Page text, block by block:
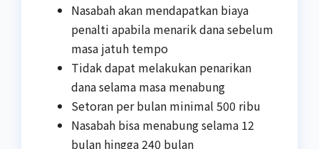
Nasabah akan mendapatkan biaya
penalti apabila menarik dana sebelum
masa jatuh tempo
Tidak dapat melakukan penarikan
dana selama masa menabung
Setoran per bulan minimal 500 ribu
Nasabah bisa menabung selama 12
bulan hingga 240 bulan